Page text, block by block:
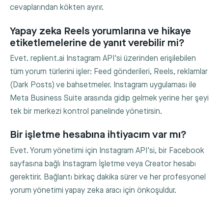
cevaplarından kökten ayırır.
Yapay zeka Reels yorumlarına ve hikaye
etiketlemelerine de yanıt verebilir mi?
Evet. replient.ai Instagram API'si üzerinden erişilebilen
tüm yorum türlerini işler: Feed gönderileri, Reels, reklamlar
(Dark Posts) ve bahsetmeler. Instagram uygulaması ile
Meta Business Suite arasında gidip gelmek yerine her şeyi
tek bir merkezi kontrol panelinde yönetirsin.
Bir işletme hesabına ihtiyacım var mı?
Evet. Yorum yönetimi için Instagram API'si, bir Facebook
sayfasına bağlı Instagram İşletme veya Creator hesabı
gerektirir. Bağlantı birkaç dakika sürer ve her profesyonel
yorum yönetimi yapay zeka aracı için önkoşuldur.